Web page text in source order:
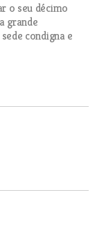
o seu décimo
grande
condigna e